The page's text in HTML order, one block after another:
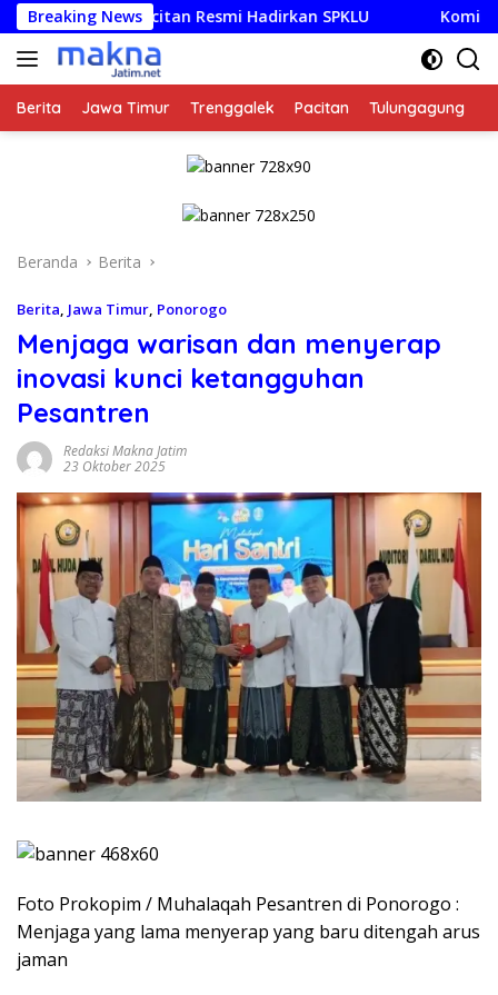
Langsung
ke
konten
Breaking News
Pacitan Resmi Hadirkan SPKLU Komisi I Soroti
Berita Jawa Timur Trenggalek Pacitan Tulungagung
Beranda Berita
Berita Jawa Timur Ponorogo
Menjaga warisan dan menyerap
inovasi kunci ketangguhan
Pesantren
Redaksi Makna Jatim
23 Oktober 2025
Foto Prokopim / Muhalaqah Pesantren di Ponorogo :
Menjaga yang lama menyerap yang baru ditengah arus
jaman